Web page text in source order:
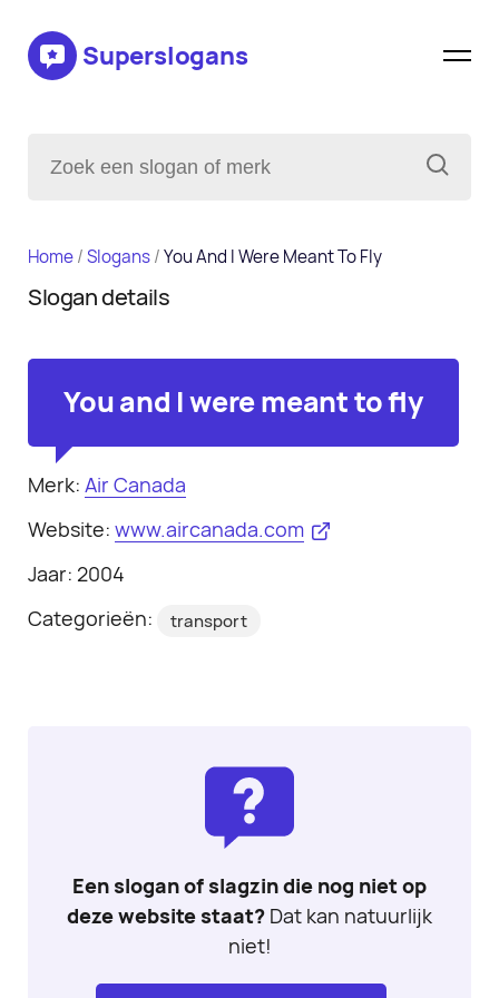
Superslogans
Home/Slogans/You And I Were Meant To Fly
Slogan details
You and I were meant to fly
Merk: Air Canada
Website: www.aircanada.com
Jaar: 2004
Categorieën:
transport
Een slogan of slagzin die nog niet op
deze website staat? Dat kan natuurlijk
niet!